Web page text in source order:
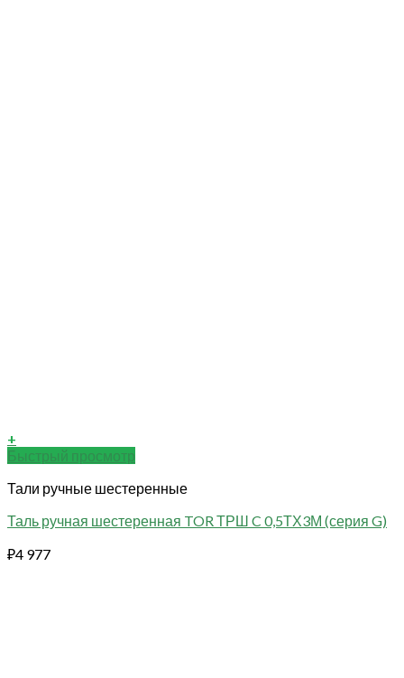
+
Быстрый просмотр
Тали ручные шестеренные
Таль ручная шестеренная TOR ТРШ C 0,5ТХ3М (серия G)
₽4 977